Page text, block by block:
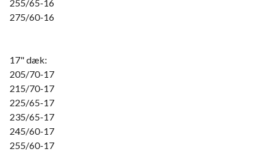
255/65-16
275/60-16
17" dæk:
205/70-17
215/70-17
225/65-17
235/65-17
245/60-17
255/60-17